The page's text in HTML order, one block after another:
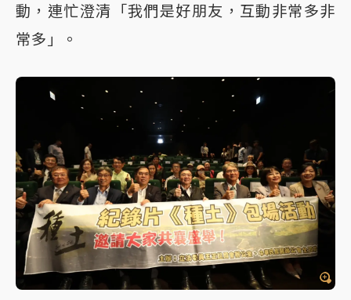
動，連忙澄清「我們是好朋友，互動非常多非
常多」。